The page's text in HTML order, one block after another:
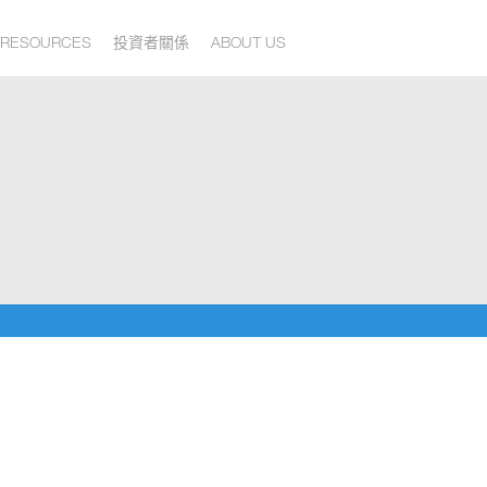
RESOURCES 投資者關係 ABOUT US